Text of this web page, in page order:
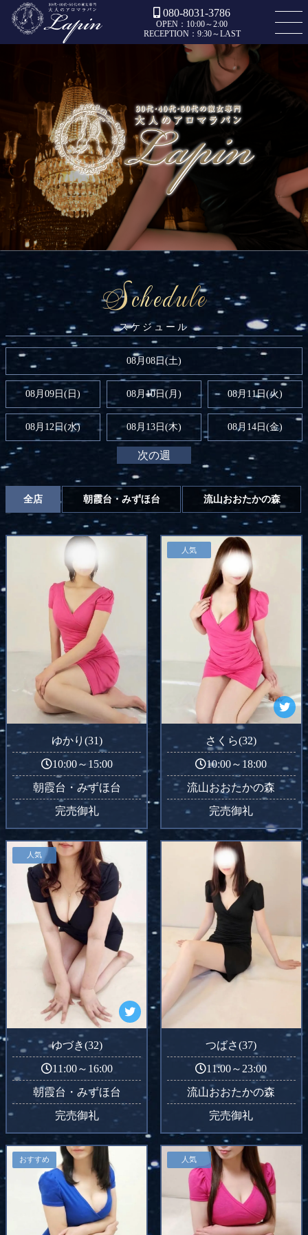
080-8031-3786
OPEN：10:00～2:00
RECEPTION：9:30～LAST
Schedule
08月08日(土)
08月09日( 日) 08月10日(月) 08月11日(火)
08月12日(水) 08月13日(木) 08月14日(金)
次の週
全店 朝霞台・みずほ台 流山おおたかの森
ゆかり(31)
10:00～15:00
朝霞台・みずほ台
完売御礼
人気
さくら(32)
10:00～18:00
流山おおたかの森
完売御礼
人気
ゆづき(32)
11:00～16:00
朝霞台・みずほ台
完売御礼
つばさ(37)
11:00～23:00
流山おおたかの森
完売御礼
おすすめ 人気